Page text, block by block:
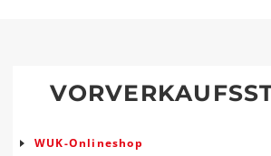
WUK-Onlineshop